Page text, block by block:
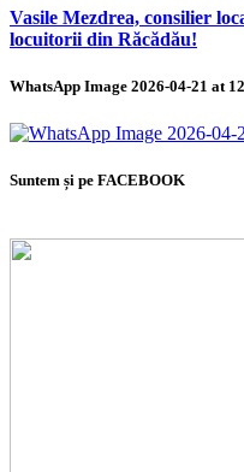
Vasile Mezdrea, consilier
locuitorii din Răcădău!
WhatsApp Image 2026-04-21 at
Suntem și pe FACEBOOK